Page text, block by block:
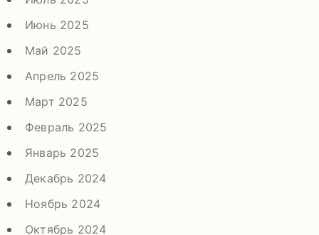
Июнь 2025
Май 2025
Апрель 2025
Март 2025
Февраль 2025
Январь 2025
Декабрь 2024
Ноябрь 2024
Октябрь 2024